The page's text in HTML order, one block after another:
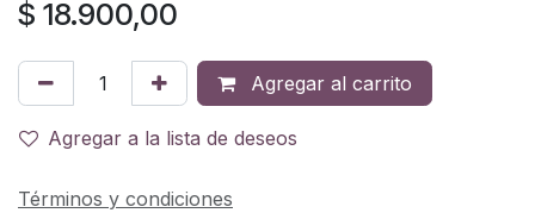
$ 18.900,00
Agregar al carrito
Agregar a la lista de deseos
Términos y condiciones